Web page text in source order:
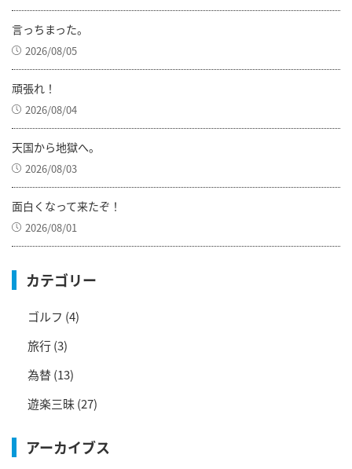
言っちまった。
2026/08/05
頑張れ！
2026/08/04
天国から地獄へ。
2026/08/03
面白くなって来たぞ！
2026/08/01
カテゴリー
ゴルフ (4)
旅行(3)
為替(13)
遊楽三昧(27)
アーカイブス